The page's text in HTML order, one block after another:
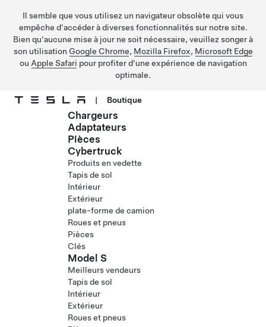
Il semble que vous utilisez un navigateur obsolète qui vous
empêche d'accéder à diverses fonctionnalités sur notre site.
Bien qu'aucune mise à jour ne soit nécessaire, veuillez songer à
son utilisation Google Chrome, Mozilla Firefox, Microsoft Edge
ou Apple Safari pour profiter d'une expérience de navigation
optimale.
Passez au contenu principal
| Boutique
Chargeurs
Adaptateurs
Pièces
Cybertruck
Produits en vedette
Tapis de sol
Intérieur
Extérieur
plate-forme de camion
Roues et pneus
Pièces
Clés
Model S
Meilleurs vendeurs
Tapis de sol
Intérieur
Extérieur
Roues et pneus